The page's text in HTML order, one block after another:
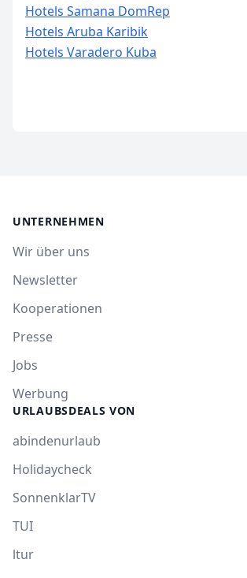
Hotels Samana DomRep
Hotels Aruba Karibik
Hotels Varadero Kuba
UNTERNEHMEN
Wir über uns
Newsletter
Kooperationen
Presse
Jobs
Werbung
URLAUBSDEALS VON
abindenurlaub
Holidaycheck
SonnenklarTV
TUI
ltur